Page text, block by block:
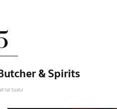
& Spirits
าลาแดง